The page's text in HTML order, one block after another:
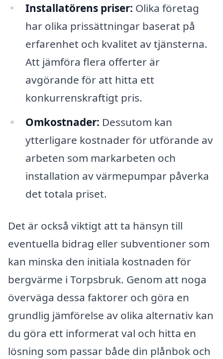
Installatörens priser: Olika företag
har olika prissättningar baserat på
erfarenhet och kvalitet av tjänsterna.
Att jämföra flera offerter är
avgörande för att hitta ett
konkurrenskraftigt pris.
Omkostnader: Dessutom kan
ytterligare kostnader för utförande av
arbeten som markarbeten och
installation av värmepumpar påverka
det totala priset.
Det är också viktigt att ta hänsyn till
eventuella bidrag eller subventioner som
kan minska den initiala kostnaden för
bergvärme i Torpsbruk. Genom att noga
överväga dessa faktorer och göra en
grundlig jämförelse av olika alternativ kan
du göra ett informerat val och hitta en
lösning som passar både din plånbok och